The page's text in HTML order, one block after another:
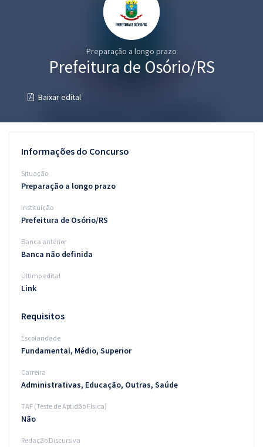
Conteúdo gratuito
Preparação a longo prazo
Prefeitura de Osório/RS
Baixar edital
Informações do Concurso
Situação
Preparação a longo prazo
Instituição
Prefeitura de Osório/RS
Banca anterior
Banca não definida
Último edital
Link
Requisitos
Escolaridade
Fundamental, Médio, Superior
Carreira
Administrativas, Educação, Outras, Saúde
TAF (Teste de Aptidão Física)
Não
Redação Discursiva